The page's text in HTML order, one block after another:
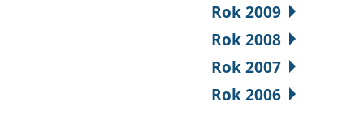
Rok 2009
Rok 2008
Rok 2007
Rok 2006